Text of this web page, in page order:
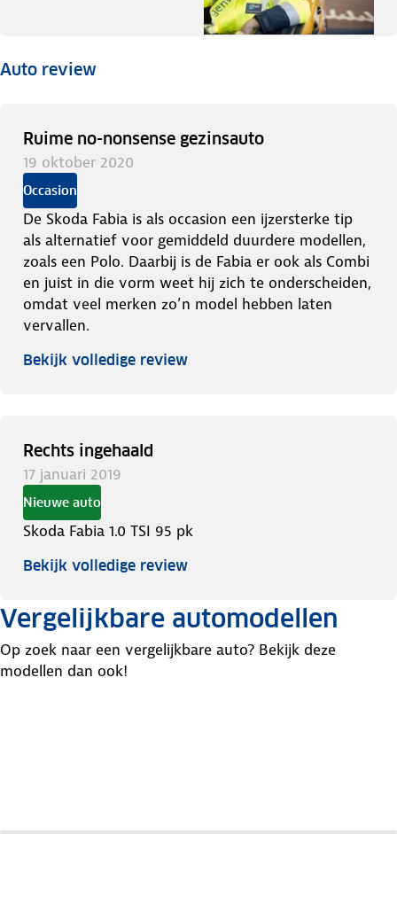
Auto review
Ruime no-nonsense gezinsauto
19 oktober 2020
Occasion
De Skoda Fabia is als occasion een ijzersterke tip
als alternatief voor gemiddeld duurdere modellen,
zoals een Polo. Daarbij is de Fabia er ook als Combi
en juist in die vorm weet hij zich te onderscheiden,
omdat veel merken zo’n model hebben laten
vervallen.
Bekijk volledige review
Rechts ingehaald
17 januari 2019
Nieuwe auto
Skoda Fabia 1.0 TSI 95 pk
Bekijk volledige review
Vergelijkbare automodellen
Op zoek naar een vergelijkbare auto? Bekijk deze
modellen dan ook!